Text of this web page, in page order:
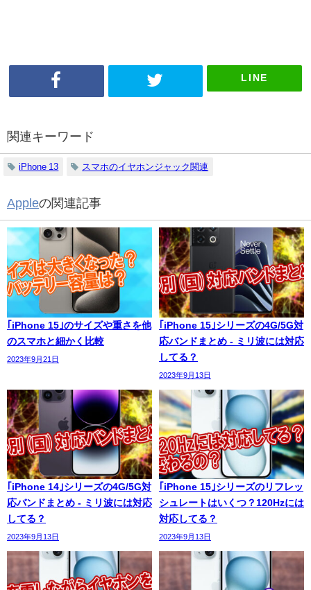
LINE
関連キーワード
iPhone 13 スマホのイヤホンジャック関連
Appleの関連記事
｢iPhone 15｣のサイズや重さを他
のスマホと細かく比較
2023年9月21日
｢iPhone 15｣シリーズの4G/5G対
応バンドまとめ - ミリ波には対応
してる？
2023年9月13日
｢iPhone 14｣シリーズの4G/5G対
応バンドまとめ - ミリ波には対応
してる？
2023年9月13日
｢iPhone 15｣シリーズのリフレッ
シュレートはいくつ？120Hzには
対応してる？
2023年9月13日